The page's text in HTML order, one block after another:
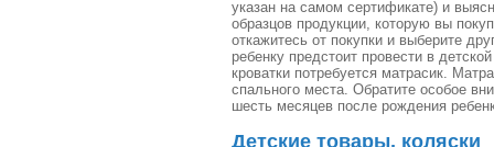
указан на самом сертификате) и
образцов продукции, которую вы
откажитесь от покупки и выберите
ребенку предстоит провести в
кроватки потребуется матрасик.
спального места. Обратите особое
шесть месяцев после рождения
Детские товары, коляски